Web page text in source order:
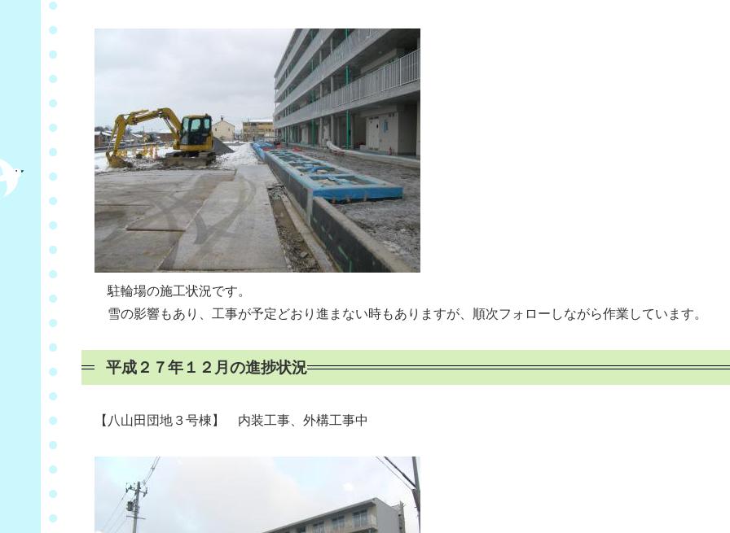
駐輪場の施工状況です。
雪の影響もあり、工事が予定どおり進まない時もありますが、順次フォローしながら作業しています。
平成２７年１２月の進捗状況
【八山田団地３号棟】 内装工事、外構工事中